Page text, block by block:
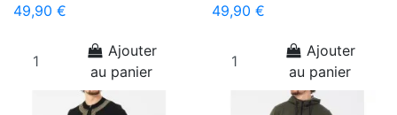
49,90 €
Ajouter
au panier
49,90 €
Ajouter
au panier